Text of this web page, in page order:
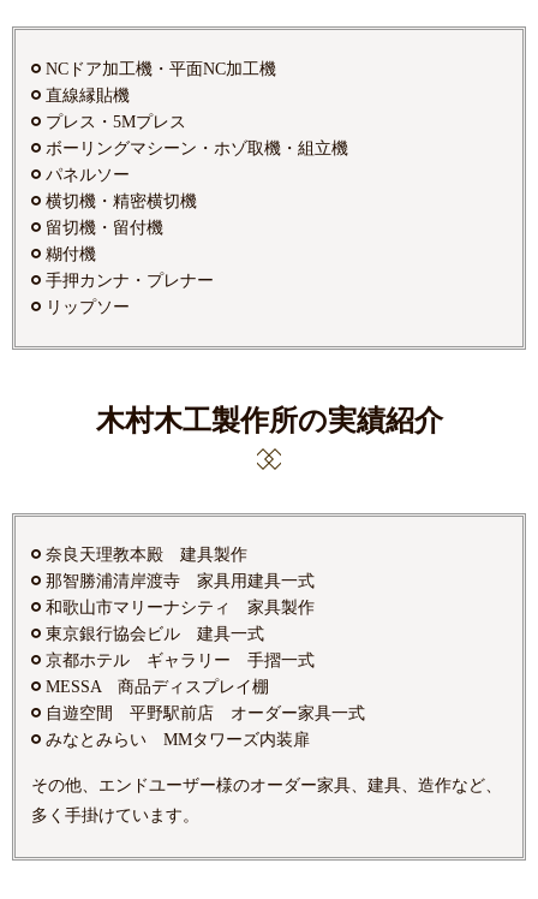
NCドア加工機・平面NC加工機
直線縁貼機
プレス・5Mプレス
ボーリングマシーン・ホゾ取機・組立機
パネルソー
横切機・精密横切機
留切機・留付機
糊付機
手押カンナ・プレナー
リップソー
木村木工製作所の実績紹介
奈良天理教本殿 建具製作
那智勝浦清岸渡寺 家具用建具一式
和歌山市マリーナシティ 家具製作
東京銀行協会ビル 建具一式
京都ホテル ギャラリー 手摺一式
MESSA 商品ディスプレイ棚
自遊空間 平野駅前店 オーダー家具一式
みなとみらい MMタワーズ内装扉
その他、エンドユーザー様のオーダー家具、建具、造作など、
多く手掛けています。